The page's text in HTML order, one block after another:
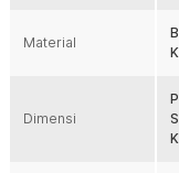
Setelah tekanan angin
menghentikan proses
tersebut tercapai.
Penggunaan menjadi
Layar Digital
Material
Dimensi